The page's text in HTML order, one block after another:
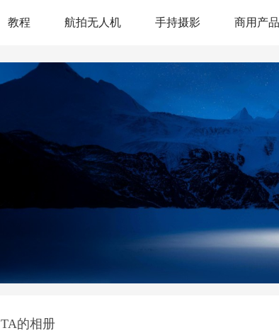
教程 航拍无人机 手持摄影 商用产品
TA的相册